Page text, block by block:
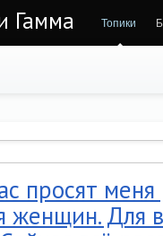
Гамма Топики
просят меня
женщин. Для